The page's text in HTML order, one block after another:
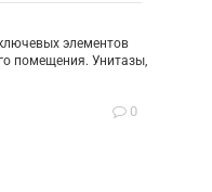
элементов
помещения. Унитазы,
0